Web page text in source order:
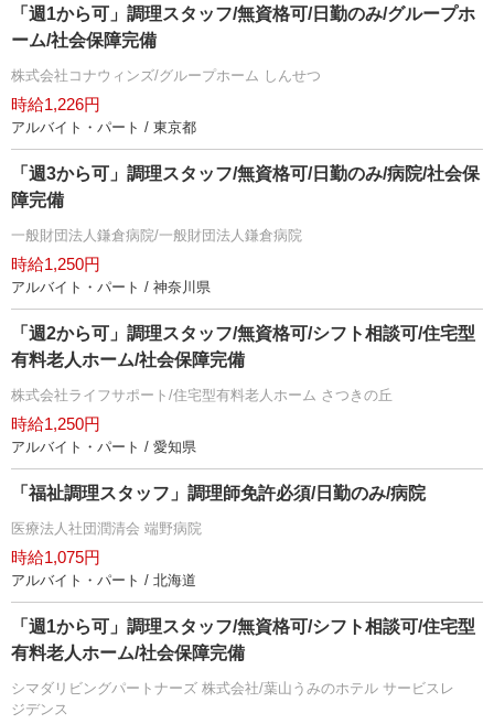
「週1から可」調理スタッフ/無資格可/日勤のみ/グループホ
ーム/社会保障完備
株式会社コナウィンズ/グループホーム しんせつ
時給1,226円
アルバイト・パート / 東京都
「週3から可」調理スタッフ/無資格可/日勤のみ/病院/社会保
障完備
一般財団法人鎌倉病院/一般財団法人鎌倉病院
時給1,250円
アルバイト・パート / 神奈川県
「週2から可」調理スタッフ/無資格可/シフト相談可/住宅型
有料老人ホーム/社会保障完備
株式会社ライフサポート/住宅型有料老人ホーム さつきの丘
時給1,250円
アルバイト・パート / 愛知県
「福祉調理スタッフ」調理師免許必須/日勤のみ/病院
医療法人社団潤清会 端野病院
時給1,075円
アルバイト・パート / 北海道
「週1から可」調理スタッフ/無資格可/シフト相談可/住宅型
有料老人ホーム/社会保障完備
シマダリビングパートナーズ 株式会社/葉山うみのホテル サービスレ
ジデンス